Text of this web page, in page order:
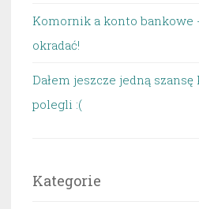
Komornik a konto bankowe
okradać!
Dałem jeszcze jedną
polegli :(
Kategorie